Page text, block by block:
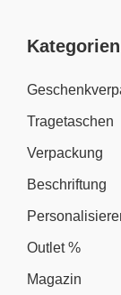
Kategorien
Tragetaschen
Verpackung
Beschriftung
Outlet %
Magazin